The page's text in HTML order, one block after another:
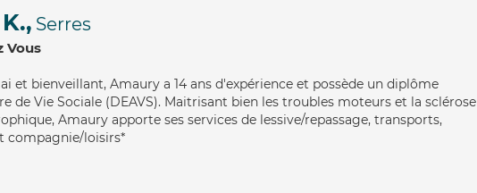
Serres
Vous
et bienveillant, Amaury a 14 ans d'expérience et possède un diplôme
de Vie Sociale (DEAVS). Maitrisant bien les troubles moteurs et la sclérose
Amaury apporte ses services de lessive/repassage, transports,
compagnie/loisirs*